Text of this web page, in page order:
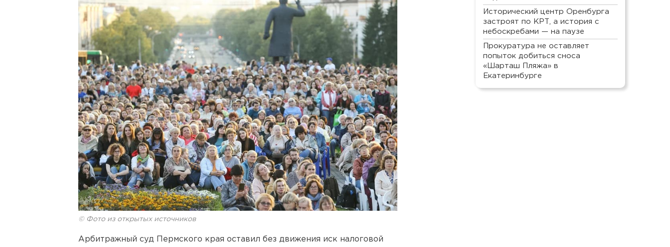
© Фото из открытых источников
Арбитражный суд Пермского края оставил без движения иск налоговой
Исторический центр Оренбурга
застроят по КРТ, а история с
небоскребами — на паузе
Прокуратура не оставляет
попыток добиться сноса
«Шарташ Пляжа» в
Екатеринбурге